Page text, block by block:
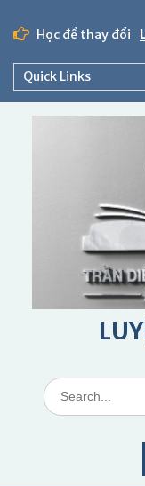
content
Học để thay đổi
Quick Links
Search
for: